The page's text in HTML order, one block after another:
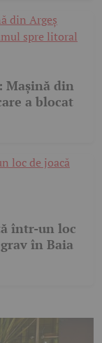
Mașină din
a blocat
într-un loc
în Baia